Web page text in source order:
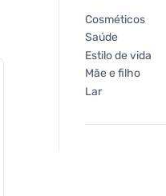
Cosméticos
Saúde
Estilo de vida
Mãe e filho
Lar